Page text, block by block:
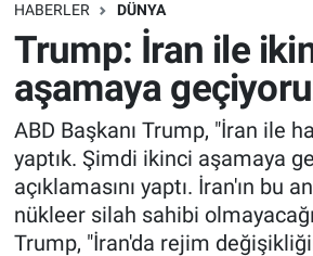
HABERLER DÜNYA
Trump: İran ile
aşamaya
ABD Başkanı Trump, "İran ile
yaptık. Şimdi ikinci aşamaya
açıklamasını yaptı. İran'ın bu
nükleer silah sahibi
Trump, "İran'da rejim
Bilim turu
Bilim ve Teknoloji Evreni
Doğa Konuşuyor
Dünya
Ege Saati
Dünya
Teknoloji
Sağlık
Spor
Yayın Akışı
Trafik Durumu
Süper Lig Puan Durumu ve
Tüm Manşetler
Son Dakika Haberleri
Haber Arşivi